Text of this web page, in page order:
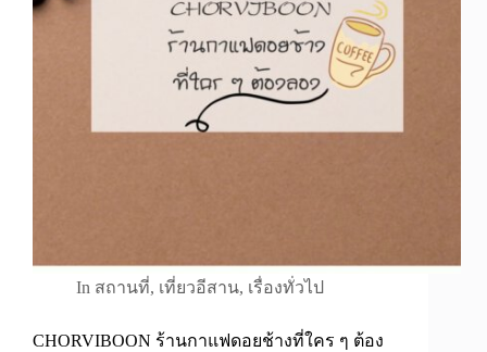
In สถานที่, เที่ยวอีสาน, เรื่องทั่วไป
CHORVIBOON ร้านกาแฟดอยช้างที่ใคร ๆ ต้อง